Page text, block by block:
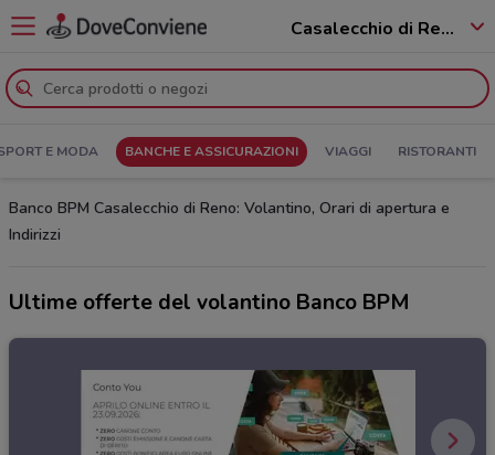
Casalecchio di Reno - 40033
E MODA BANCHE E ASSICURAZIONI VIAGGI RISTORANTI
Banco BPM Casalecchio di Reno: Volantino, Orari di apertura e
Indirizzi
Ultime offerte del volantino Banco BPM